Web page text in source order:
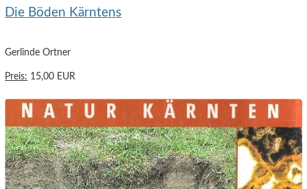
Die Böden Kärntens
Gerlinde Ortner
Preis: 15,00 EUR